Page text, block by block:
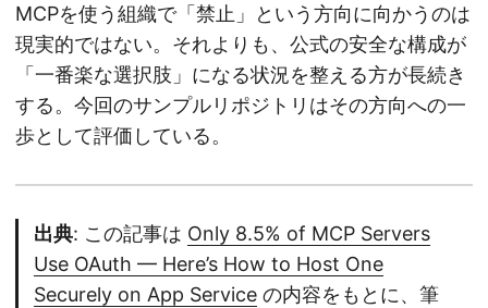
MCPを使う組織で「禁止」という方向に向かうのは
現実的ではない。それよりも、公式の安全な構成が
「一番楽な選択肢」になる状況を整える方が長続き
する。今回のサンプルリポジトリはその方向への一
歩として評価している。
出典: この記事は Only 8.5% of MCP Servers
Use OAuth — Here’s How to Host One
Securely on App Service の内容をもとに、筆